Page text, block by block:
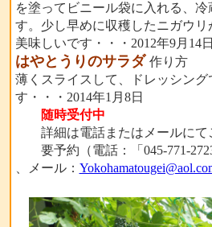
を塗ってビニール袋に入れる、
す。少し早めに収穫したニガウ
美味しいです・・・2012年9月14日
はやとうりのサラダ 作り方
薄くスライスして、ドレッシン
す・・・2014年1月8日
随時受付中
詳細は電話またはメールにて
要予約（電話：「045-771-2723
、メール：